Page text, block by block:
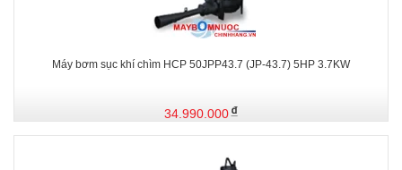
Máy bơm sục khí chìm HCP 50JPP43.7 (JP-43.7) 5HP 3.7KW
34.990.000